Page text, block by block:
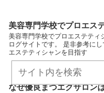
美容専門学校でプロエス
美容専門学校でプロエステティ
ログサイトです。 是非参考に
エステティシャンを目指す
なぜ優良まつエクサロン